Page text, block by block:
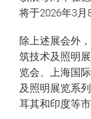
将于2026年3月
除上述展会外
筑技术及照明
览会、上海国
及照明展览系
耳其和印度等市